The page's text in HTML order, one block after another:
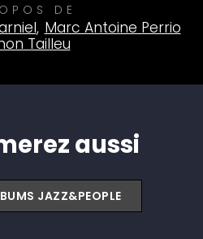
DE
, Marc Antoine Perrio
Tailleu
aussi
JAZZ&PEOPLE